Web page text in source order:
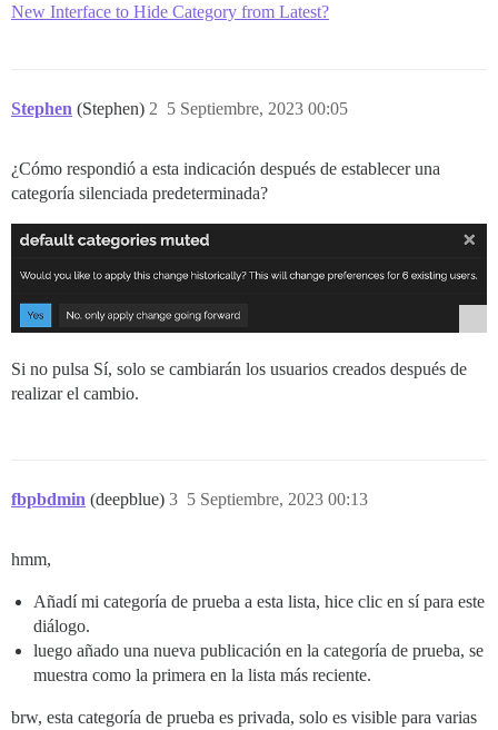
New Interface to Hide Category from Latest?
Stephen (Stephen) 5 Septiembre, 2023 00:05
2
¿Cómo respondió a esta indicación después de establecer una
categoría silenciada predeterminada?
Si no pulsa Sí, solo se cambiarán los usuarios creados después de
realizar el cambio.
fbpbdmin (deepblue) 5 Septiembre, 2023 00:13
3
hmm,
Añadí mi categoría de prueba a esta lista, hice clic en sí para este
diálogo.
luego añado una nueva publicación en la categoría de prueba, se
muestra como la primera en la lista más reciente.
brw, esta categoría de prueba es privada, solo es visible para varias